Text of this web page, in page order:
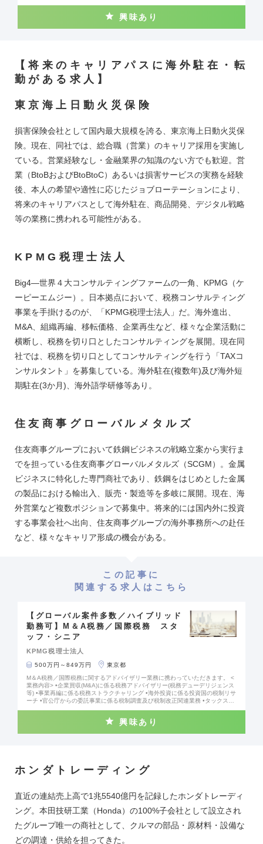
構築、組織マネジメントなど、事業をスケールさせる上で必要な業務を任せ、
の顧客です。現地での仕事や住まいや移住のためのサービス提供を行います。
二つは、すでに現地で留学中の日本人と外国人の顧客です。現地での転校や引
っ越し、仕事や移住のためのサービス提供を行います。 拠点責任者とメンバー
興味あり
【将来のキャリアパスに海外駐在・転
勤がある求人】
東京海上日動火災保険
損害保険会社として国内最大規模を誇る、東京海上日動火災保
険。現在、同社では、総合職（営業）のキャリア採用を実施し
ている。営業経験なし・金融業界の知識のない方でも歓迎。営
業（BtoBおよびBtoBtoC）あるいは損害サービスの実務を経験
後、本人の希望や適性に応じたジョブローテーションにより、
将来のキャリアパスとして海外駐在、商品開発、デジタル戦略
等の業務に携われる可能性がある。
KPMG税理士法人
Big4―世界４大コンサルティングファームの一角、KPMG（ケ
ーピーエムジー）。日本拠点において、税務コンサルティング
事業を手掛けるのが、「KPMG税理士法人」だ。海外進出、
M&A、組織再編、移転価格、企業再生など、様々な企業活動に
横断し、税務を切り口としたコンサルティングを展開。現在同
社では、税務を切り口としてコンサルティングを行う「TAXコ
ンサルタント」を募集している。海外駐在(複数年)及び海外短
期駐在(3か月)、海外語学研修等あり。
住友商事グローバルメタルズ
住友商事グループにおいて鉄鋼ビジネスの戦略立案から実行ま
でを担っている住友商事グローバルメタルズ（SCGM）。金属
ビジネスに特化した専門商社であり、鉄鋼をはじめとした金属
の製品における輸出入、販売・製造等を多岐に展開。現在、海
外営業など複数ポジションで募集中。将来的には国内外に投資
する事業会社へ出向、住友商事グループの海外事務所への赴任
など、様々なキャリア形成の機会がある。
この記事に
関連する求人はこちら
【グローバル案件多数／ハイブリッド
勤務可】M＆A税務／国際税務 スタ
ッフ・シニア
KPMG税理士法人
500万円～849万円
東京都
M＆A税務／国際税務に関するアドバイザリー業務に携わっていただきます。 <
業務内容> •企業買収(M&A)に係る税務アドバイザリー(税務デューデリジェンス
等) •事業再編に係る税務ストラクチャリング •海外投資に係る投資国の税制リサ
ーチ •官公庁からの委託事業に係る税制調査及び税制改正関連業務 •タックスヘ
務の魅力> •日本及び海外の多国籍企業がクライアントとなり、大手税理士法人
わることができるため、税務の基礎的な知識・経験が向上する。 <仕事内容> •
幅広く多様な業務があるため、英語に苦手意識がある方は、国内M&A税務や国
でなくても可)は、クロスボーダーM&A税務・国際税務業務等に携わり、海外と
のやり取りも日常的に対応。 •募集時点においては、原則としてリモートワー
ク。週に1～2回程度の出社を推奨。 •国内転勤無し。海外駐在(複数年)及び海外
短期駐在(3か月)、海外語学研修等あり。
興味あり
ホンダトレーディング
直近の連結売上高で1兆5540億円を記録したホンダトレーディ
ング。本田技研工業（Honda）の100%子会社として設立され
たグループ唯一の商社として、クルマの部品・原材料・設備な
どの調達・供給を担ってきた。